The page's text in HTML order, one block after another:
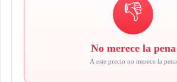
👎
No merece la pena
A este precio no merece la pena